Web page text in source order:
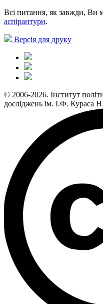
Всі питання, як завжди, Ви
аспірантури.
Версія для друку
© 2006-2026. Інститут
досліджень ім. І.Ф. Кураса